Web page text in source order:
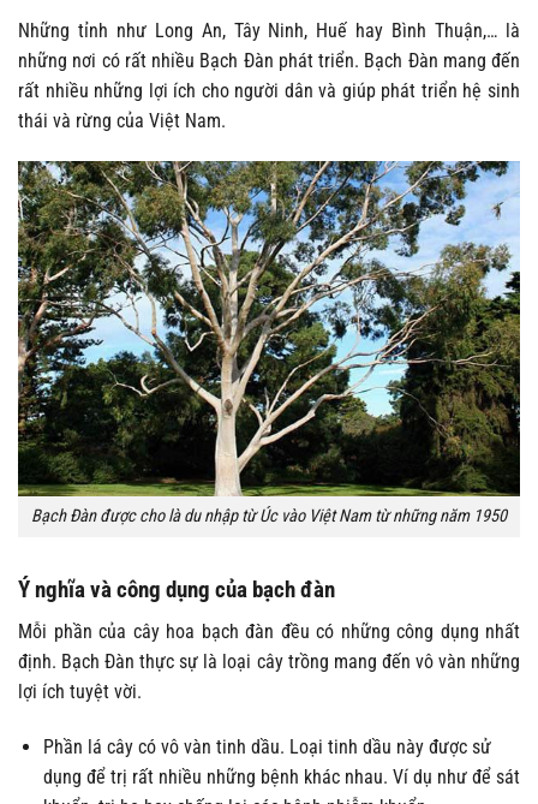
Những tỉnh như Long An, Tây Ninh, Huế hay Bình Thuận,… là
những nơi có rất nhiều Bạch Đàn phát triển. Bạch Đàn mang đến
rất nhiều những lợi ích cho người dân và giúp phát triển hệ sinh
thái và rừng của Việt Nam.
Bạch Đàn được cho là du nhập từ Úc vào Việt Nam từ những năm 1950
Ý nghĩa và công dụng của bạch đàn
Mỗi phần của cây hoa bạch đàn đều có những công dụng nhất
định. Bạch Đàn thực sự là loại cây trồng mang đến vô vàn những
lợi ích tuyệt vời.
Phần lá cây có vô vàn tinh dầu. Loại tinh dầu này được sử
dụng để trị rất nhiều những bệnh khác nhau. Ví dụ như để sát